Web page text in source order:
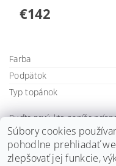
€142
Farba
Podpätok
Typ topánok
Buďte prvý, kto napíše
Pridať komentár
Súbory cookies
pohodlne prehliadať
zlepšovať jej funkcie,